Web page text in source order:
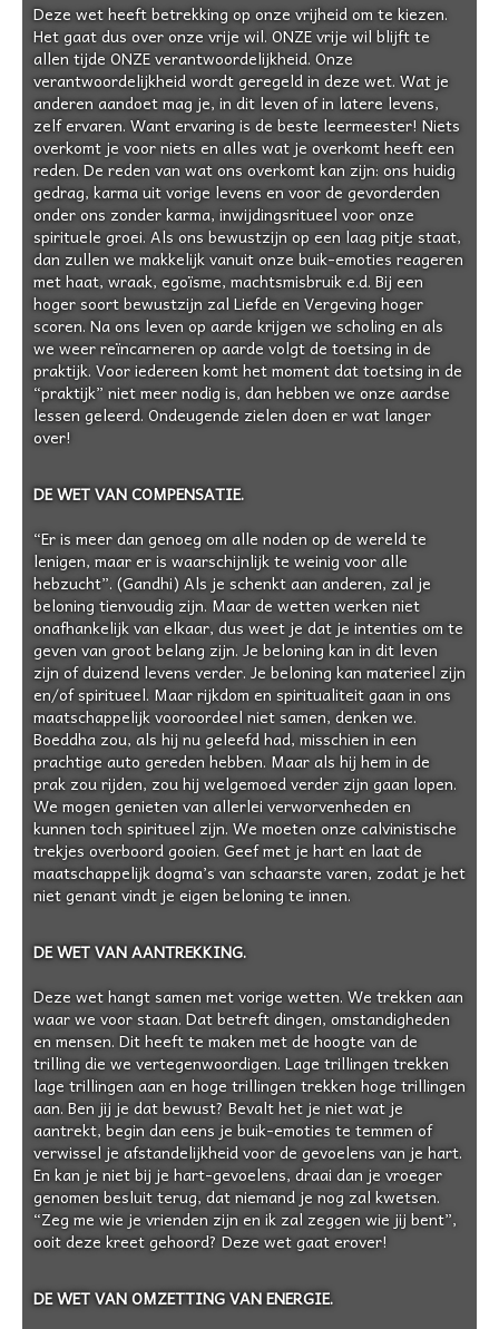
Deze wet heeft betrekking op onze vrijheid om te kiezen.
Het gaat dus over onze vrije wil. ONZE vrije wil blijft te
allen tijde ONZE verantwoordelijkheid. Onze
verantwoordelijkheid wordt geregeld in deze wet. Wat je
anderen aandoet mag je, in dit leven of in latere levens,
zelf ervaren. Want ervaring is de beste leermeester! Niets
overkomt je voor niets en alles wat je overkomt heeft een
reden. De reden van wat ons overkomt kan zijn: ons huidig
gedrag, karma uit vorige levens en voor de gevorderden
onder ons zonder karma, inwijdingsritueel voor onze
spirituele groei. Als ons bewustzijn op een laag pitje staat,
dan zullen we makkelijk vanuit onze buik-emoties reageren
met haat, wraak, egoïsme, machtsmisbruik e.d. Bij een
hoger soort bewustzijn zal Liefde en Vergeving hoger
scoren. Na ons leven op aarde krijgen we scholing en als
we weer reïncarneren op aarde volgt de toetsing in de
praktijk. Voor iedereen komt het moment dat toetsing in de
“praktijk” niet meer nodig is, dan hebben we onze aardse
lessen geleerd. Ondeugende zielen doen er wat langer
over!
DE WET VAN COMPENSATIE.
“Er is meer dan genoeg om alle noden op de wereld te
lenigen, maar er is waarschijnlijk te weinig voor alle
hebzucht”. (Gandhi) Als je schenkt aan anderen, zal je
beloning tienvoudig zijn. Maar de wetten werken niet
onafhankelijk van elkaar, dus weet je dat je intenties om te
geven van groot belang zijn. Je beloning kan in dit leven
zijn of duizend levens verder. Je beloning kan materieel zijn
en/of spiritueel. Maar rijkdom en spiritualiteit gaan in ons
maatschappelijk vooroordeel niet samen, denken we.
Boeddha zou, als hij nu geleefd had, misschien in een
prachtige auto gereden hebben. Maar als hij hem in de
prak zou rijden, zou hij welgemoed verder zijn gaan lopen.
We mogen genieten van allerlei verworvenheden en
kunnen toch spiritueel zijn. We moeten onze calvinistische
trekjes overboord gooien. Geef met je hart en laat de
maatschappelijk dogma’s van schaarste varen, zodat je het
niet genant vindt je eigen beloning te innen.
DE WET VAN AANTREKKING.
Deze wet hangt samen met vorige wetten. We trekken aan
waar we voor staan. Dat betreft dingen, omstandigheden
en mensen. Dit heeft te maken met de hoogte van de
trilling die we vertegenwoordigen. Lage trillingen trekken
lage trillingen aan en hoge trillingen trekken hoge trillingen
aan. Ben jij je dat bewust? Bevalt het je niet wat je
aantrekt, begin dan eens je buik-emoties te temmen of
verwissel je afstandelijkheid voor de gevoelens van je hart.
En kan je niet bij je hart-gevoelens, draai dan je vroeger
genomen besluit terug, dat niemand je nog zal kwetsen.
“Zeg me wie je vrienden zijn en ik zal zeggen wie jij bent”,
ooit deze kreet gehoord? Deze wet gaat erover!
DE WET VAN OMZETTING VAN ENERGIE.